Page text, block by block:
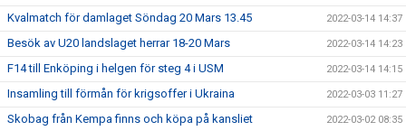
Kvalmatch för damlaget Söndag 20 Mars 13.45 2022-03-14 14:37
Besök av U20 landslaget herrar 18-20 Mars 2022-03-14 14:23
F14 till Enköping i helgen för steg 4 i USM 2022-03-14 14:15
Insamling till förmån för krigsoffer i Ukraina 2022-03-03 11:27
Skobag från Kempa finns och köpa på kansliet 2022-03-02 08:35